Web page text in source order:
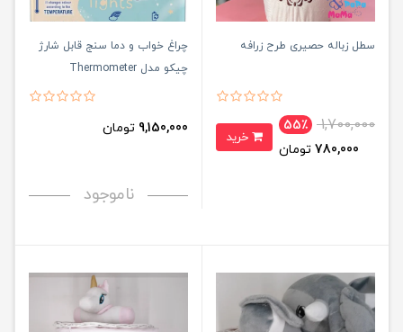
سطل زباله حصیری طرح زرافه
1,700,000
55٪
780,000 تومان
چراغ خواب و دما سنج قابل شارژ
چیکو مدل Thermometer
9,150,000 تومان
ناموجود